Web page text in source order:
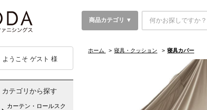
商品カテゴリ ▼
ホーム > 寝具・クッション > 寝具カバー
ようこそ ゲスト 様
カテゴリから探す
カーテン・ロールスク